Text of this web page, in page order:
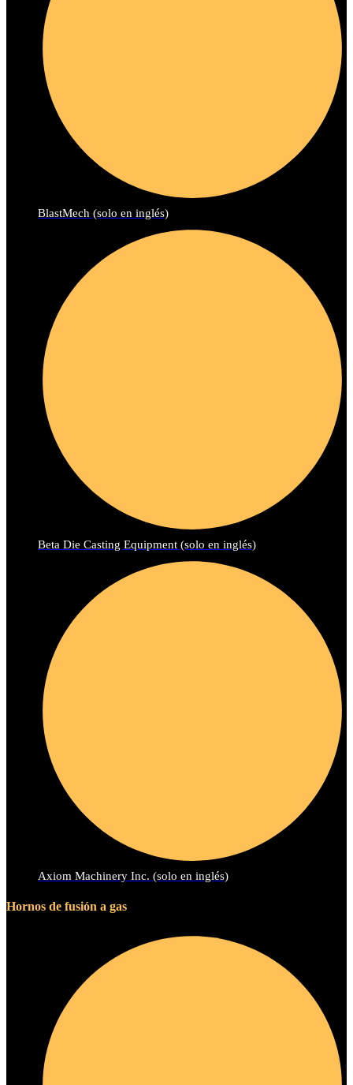
BlastMech (solo en inglés)
Beta Die Casting Equipment (solo en inglés)
Axiom Machinery Inc. (solo en inglés)
Hornos de fusión a gas